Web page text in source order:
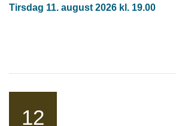
Tirsdag 11. august 2026 kl. 19.00
12